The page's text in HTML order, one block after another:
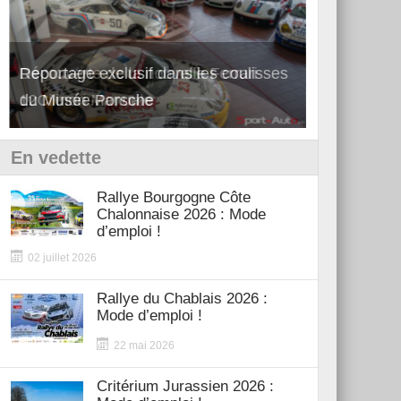
Reportage exclusif dans les coulisses
du Musée Porsche
Découverte de la nouvelle Ferrari
12Cilindri Manuale
En vedette
Rallye Bourgogne Côte
Chalonnaise 2026 : Mode
d’emploi !
02 juillet 2026
Rallye du Chablais 2026 :
Mode d’emploi !
22 mai 2026
Critérium Jurassien 2026 :